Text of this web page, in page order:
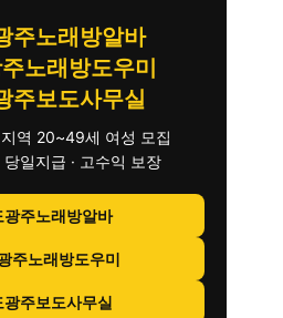
주노래방알바
노래방도우미
주보도사무실
역 20~49세 여성 모집
당일지급 · 고수익 보장
광주노래방알바
주노래방도우미
광주보도사무실